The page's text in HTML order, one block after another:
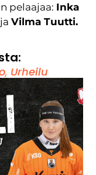
pelaajaa: Inka
jaVilma Tuutti.
, Urheilu